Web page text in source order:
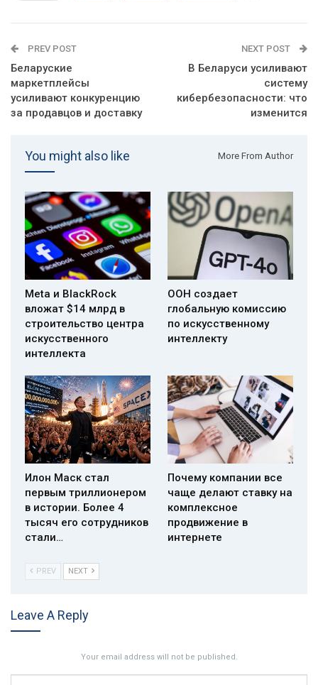
PREV POST
Беларуские
маркетплейсы
усиливают конкуренцию
за продавцов и доставку
NEXT POST
В Беларуси усиливают
систему
кибербезопасности: что
изменится
You might also like More From Author
Meta и BlackRock
вложат $14 млрд в
строительство центра
искусственного
интеллекта
ООН создает
глобальную комиссию
по искусственному
интеллекту
Илон Маск стал
первым триллионером
в истории. Более 4
тысяч его сотрудников
стали…
Почему компании все
чаще делают ставку на
комплексное
продвижение в
интернете
PREV NEXT
Leave A Reply
Your email address will not be published.